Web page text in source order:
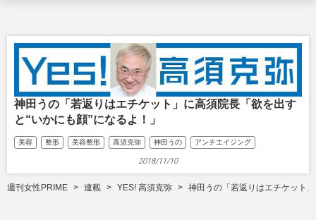
神田うの「若返りはエチケット」に高須院長「欲を出す
と“いかにも顔”になるよ！」
美容 整形 美容整形 高須克弥 神田うの アンチエイジング
2018/11/10
週刊女性PRIME 連載 YES! 高須克弥 神田うの「若返りはエチケット